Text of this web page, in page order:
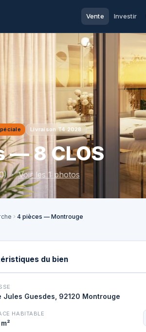
Vente Investir
Livraison T4 2028
— 8 CLOS
·Voir les 1 photos
4 pièces — Montrouge
du bien
Jules Guesdes, 92120 Montrouge
HABITABLE